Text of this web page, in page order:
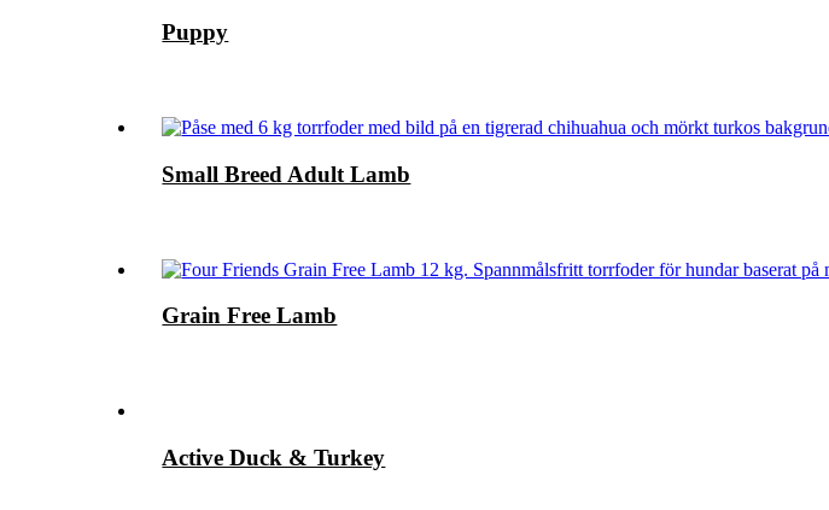
Puppy
Small Breed Adult Lamb
Grain Free Lamb
Active Duck & Turkey